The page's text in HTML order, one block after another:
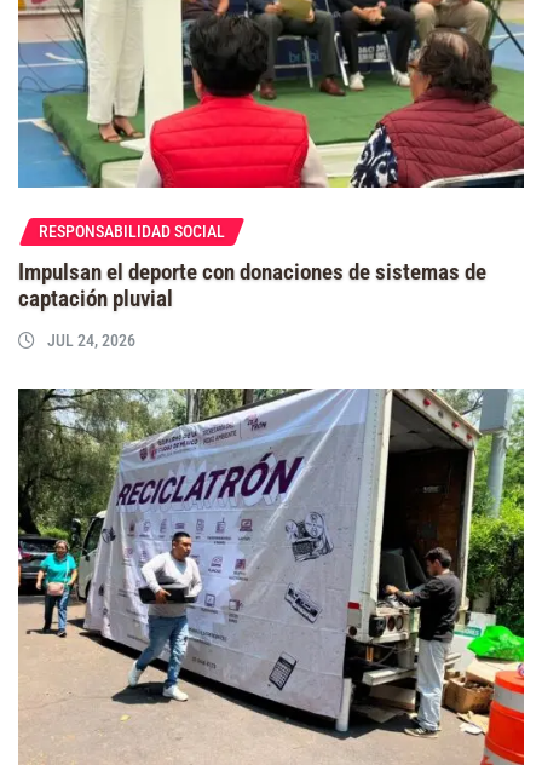
RESPONSABILIDAD SOCIAL
Impulsan el deporte con donaciones de sistemas de
captación pluvial
JUL 24, 2026